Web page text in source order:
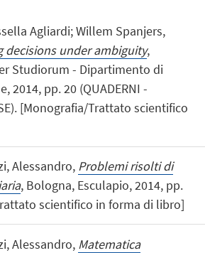
Agliardi; Willem Spanjers,
decisions under ambiguity,
Studiorum - Dipartimento di
2014, pp. 20 (QUADERNI -
[Monografia/Trattato scientifico
Alessandro, Problemi risolti di
, Bologna, Esculapio, 2014, pp.
scientifico in forma di libro]
Alessandro, Matematica